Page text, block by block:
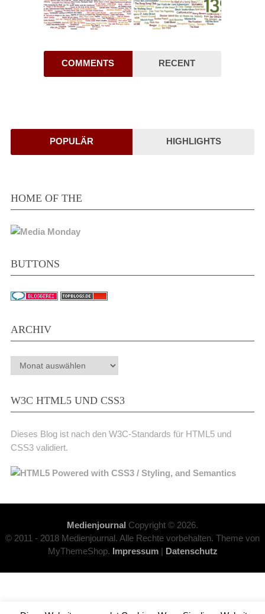
COMMENTS RECENT
POPULÄR HIGHLIGHTS
HOME OF THE
BUTTONS
ARCHIV
Archiv
W3C HTML5 UND CSS3
Dieses Blog ist nach den W3C-Standards für HTML5 und
CSS3 validiert.
Medienjournal Copyright © 2026.
© 2011 - 2018 Medienjournal. Alle Rechte vorbehalten. Theme von
MyThemeShop. Impressum| Datenschutz